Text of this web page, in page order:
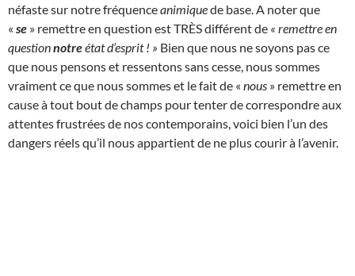
néfaste sur notre fréquenceanimiquede base. A noter que
« se » remettre en question est TRÈS différent de « remettre en
questionnotreétat d’esprit ! » Bien que nous ne soyons pas ce
que nous pensons et ressentons sans cesse, nous sommes
vraiment ce que nous sommes et le fait de « nous » remettre en
cause à tout bout de champs pour tenter de correspondre aux
attentes frustrées de nos contemporains, voici bien l’un des
dangers réels qu’il nous appartient de ne plus courir à l’avenir.